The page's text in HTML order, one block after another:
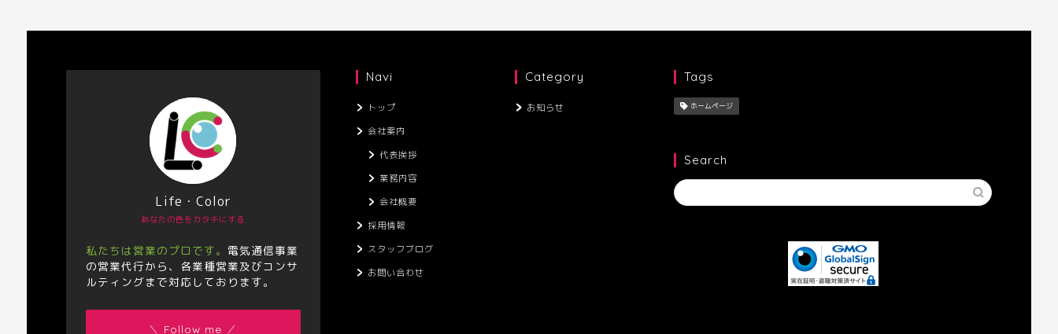
あなたの色をカタチにする
Life・Color
私たちは営業のプロです。 電気通信事業
の営業代行から、各業種営業及びコンサ
ルティングまで対応しております。
＼ Follow me ／
Navi
トップ
会社案内
代表挨拶
業務内容
会社概要
採用情報
スタッフブログ
お問い合わせ
Category
お知らせ
Tags
ホームページ
Search